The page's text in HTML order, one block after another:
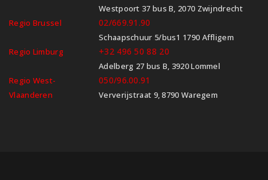
Westpoort 37 bus B, 2070 Zwijndrecht
Regio Brussel
02/669.91.90
Schaapschuur 5/bus1 1790 Affligem
Regio Limburg
+32 496 50 88 20
Adelberg 27 bus B, 3920 Lommel
Regio West-
Vlaanderen
050/96.00.91
Ververijstraat 9, 8790 Waregem